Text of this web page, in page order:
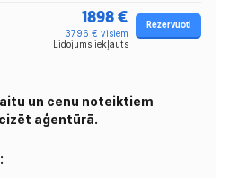
1898 €
3796 € visiem
Lidojums iekļauts
Rezervuoti
un cenu noteiktiem
aģentūrā.